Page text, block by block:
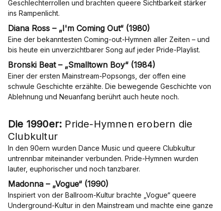
Geschlechterrollen und brachten queere Sichtbarkeit stärker
ins Rampenlicht.
Diana Ross – „I'm Coming Out“ (1980)
Eine der bekanntesten Coming-out-Hymnen aller Zeiten – und
bis heute ein unverzichtbarer Song auf jeder Pride-Playlist.
Bronski Beat – „Smalltown Boy“ (1984)
Einer der ersten Mainstream-Popsongs, der offen eine
schwule Geschichte erzählte. Die bewegende Geschichte von
Ablehnung und Neuanfang berührt auch heute noch.
Die 1990er: Pride-Hymnen erobern die
Clubkultur
In den 90ern wurden Dance Music und queere Clubkultur
untrennbar miteinander verbunden. Pride-Hymnen wurden
lauter, euphorischer und noch tanzbarer.
Madonna – „Vogue“ (1990)
Inspiriert von der Ballroom-Kultur brachte „Vogue“ queere
Underground-Kultur in den Mainstream und machte eine ganze